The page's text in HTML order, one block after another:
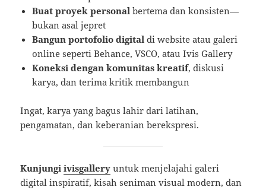
Buat proyek personal bertema dan konsisten—
bukan asal jepret
Bangun portofolio digital di website atau galeri
online seperti Behance, VSCO, atau Ivis Gallery
Koneksi dengan komunitas kreatif, diskusi
karya, dan terima kritik membangun
Ingat, karya yang bagus lahir dari latihan,
pengamatan, dan keberanian berekspresi.
Kunjungiivisgallery untuk menjelajahi galeri
digital inspiratif, kisah seniman visual modern, dan